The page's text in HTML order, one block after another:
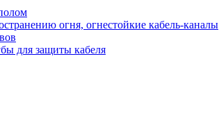
огня, огнестойкие кабель-каналы
для защиты кабеля